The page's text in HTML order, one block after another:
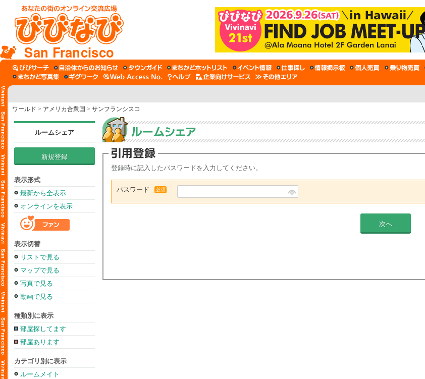
San Francisco
ワールド > アメリカ合衆国 > サンフランシスコ
ルームシェア
新規登録
表示形式
最新から全表示
オンラインを表示
表示切替
リストで見る
マップで見る
写真で見る
動画で見る
種類別に表示
部屋探してます
部屋あります
カテゴリ別に表示
ルームメイト
登録時に記入したパスワードを入力してください。
パスワード 必須